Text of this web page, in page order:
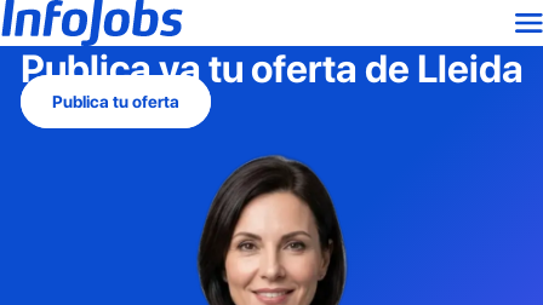
Publica ya tu oferta de Lleida
Publica tu oferta